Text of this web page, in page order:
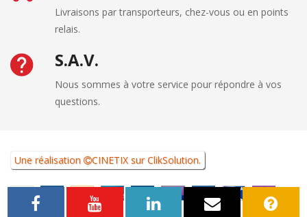
Livraisons par transporteurs, chez-vous ou en points
relais.
S.A.V.
Nous sommes à votre service pour répondre à vos
questions.
Une réalisation CINETIX surClikSolution.